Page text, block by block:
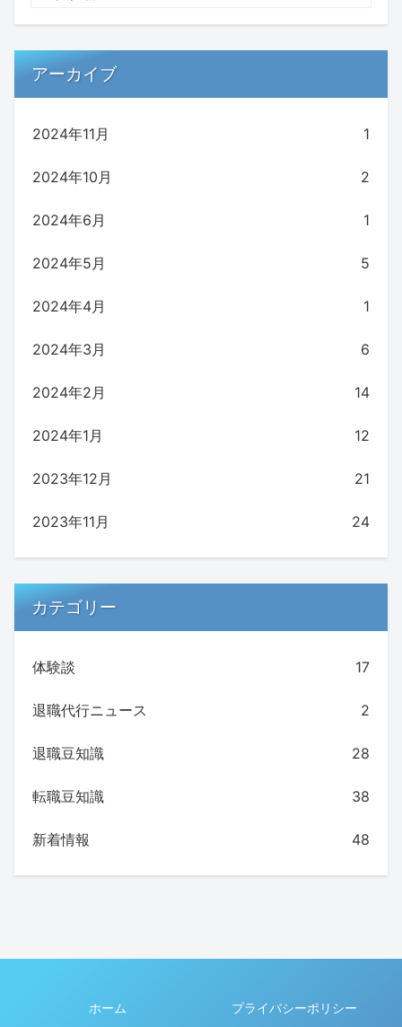
アーカイブ
2024年11月 1
2024年10月 2
2024年6月 1
2024年5月 5
2024年4月 1
2024年3月 6
2024年2月 14
2024年1月 12
2023年12月 21
2023年11月 24
カテゴリー
体験談 17
退職代行ニュース 2
退職豆知識 28
転職豆知識 38
新着情報 48
ホーム
プライバシーポリシー